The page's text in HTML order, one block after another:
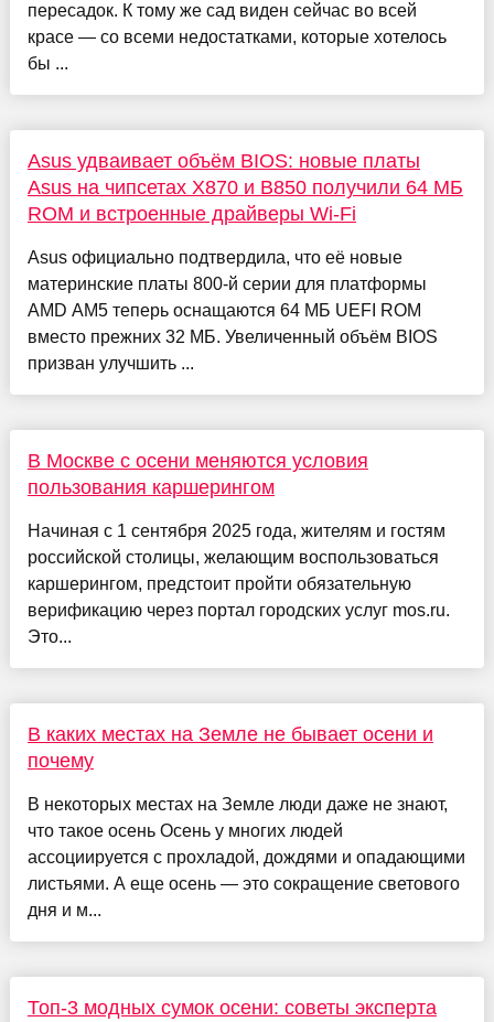
пересадок. К тому же сад виден сейчас во всей
красе — со всеми недостатками, которые хотелось
бы ...
Asus удваивает объём BIOS: новые платы
Asus на чипсетах X870 и B850 получили 64 МБ
ROM и встроенные драйверы Wi-Fi
Asus официально подтвердила, что её новые
материнские платы 800-й серии для платформы
AMD AM5 теперь оснащаются 64 МБ UEFI ROM
вместо прежних 32 МБ. Увеличенный объём BIOS
призван улучшить ...
В Москве с осени меняются условия
пользования каршерингом
Начиная с 1 сентября 2025 года, жителям и гостям
российской столицы, желающим воспользоваться
каршерингом, предстоит пройти обязательную
верификацию через портал городских услуг mos.ru.
Это...
В каких местах на Земле не бывает осени и
почему
В некоторых местах на Земле люди даже не знают,
что такое осень Осень у многих людей
ассоциируется с прохладой, дождями и опадающими
листьями. А еще осень — это сокращение светового
дня и м...
Топ-3 модных сумок осени: советы эксперта